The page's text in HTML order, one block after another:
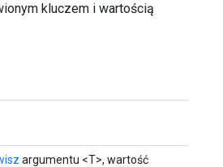
kluczem i wartością
argumentu <T>, wartość